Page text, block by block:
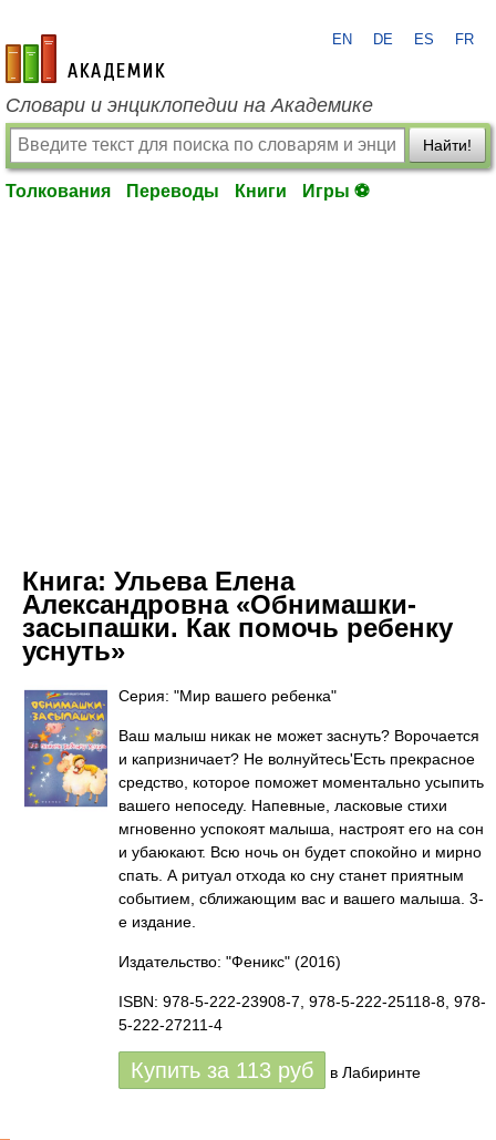
academic.ru
EN DE ES FR
Словари и энциклопедии на Академике
Найти!
Толкования Переводы Книги Игры ⚽
Книга: Ульева Елена
Александровна «Обнимашки-
засыпашки. Как помочь ребенку
уснуть»
Серия: "Мир вашего ребенка"
Ваш малыш никак не может заснуть? Ворочается
и капризничает? Не волнуйтесь'Есть прекрасное
средство, которое поможет моментально усыпить
вашего непоседу. Напевные, ласковые стихи
мгновенно успокоят малыша, настроят его на сон
и убаюкают. Всю ночь он будет спокойно и мирно
спать. А ритуал отхода ко сну станет приятным
событием, сближающим вас и вашего малыша. 3-
е издание.
Издательство: "Феникс" (2016)
ISBN: 978-5-222-23908-7, 978-5-222-25118-8, 978-
5-222-27211-4
Купить за 113 руб в Лабиринте